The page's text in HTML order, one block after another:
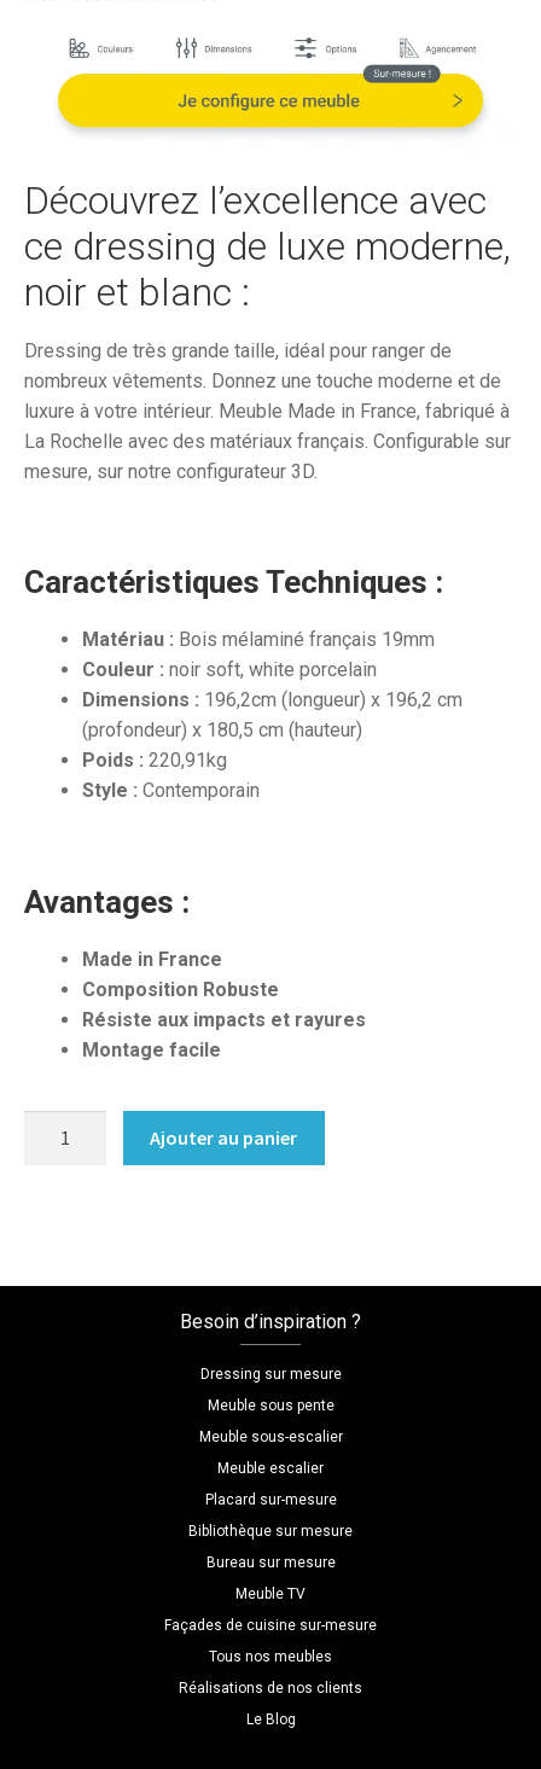
initial
était :
2
814,50€.
est :
2
Découvrez l’excellence avec
ce dressing de luxe moderne,
noir et blanc :
Dressing de très grande taille, idéal pour ranger de
nombreux vêtements. Donnez une touche moderne et de
luxure à votre intérieur. Meuble Made in France, fabriqué à
La Rochelle avec des matériaux français. Configurable sur
mesure, sur notre configurateur 3D.
Caractéristiques Techniques :
Matériau : Bois mélaminé français 19mm
Couleur : noir soft, white porcelain
Dimensions : 196,2cm (longueur) x 196,2 cm
(profondeur) x 180,5 cm (hauteur)
Poids : 220,91kg
Style : Contemporain
Avantages :
Made in France
Composition Robuste
Résiste aux impacts et rayures
Montage facile
Ajouter au panier
Besoin d’inspiration ?
Dressing sur mesure
Meuble sous pente
Meuble sous-escalier
Meuble escalier
Placard sur-mesure
Bibliothèque sur mesure
Bureau sur mesure
Meuble TV
Façades de cuisine sur-mesure
Tous nos meubles
Réalisations de nos clients
Le Blog